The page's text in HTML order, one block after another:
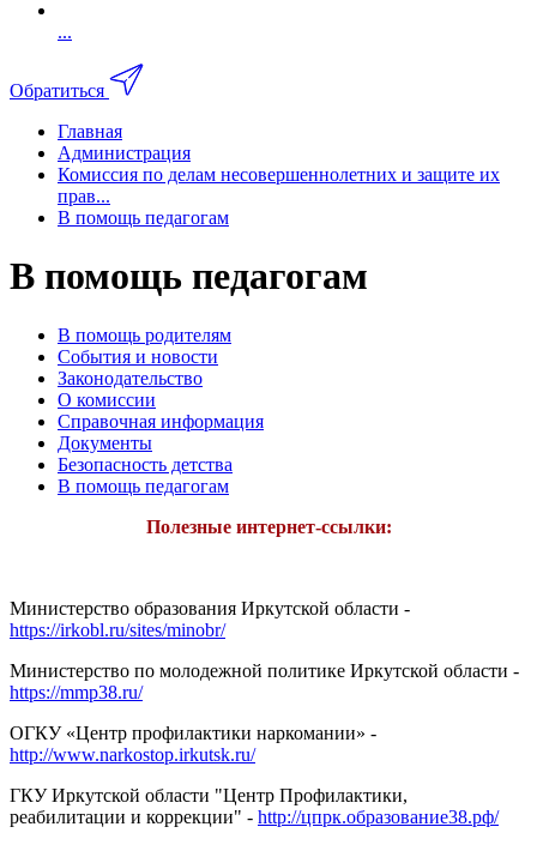
...
Обратиться
Главная
Администрация
Комиссия по делам несовершеннолетних и защите их
прав...
В помощь педагогам
В помощь педагогам
В помощь родителям
События и новости
Законодательство
О комиссии
Справочная информация
Документы
Безопасность детства
В помощь педагогам
Полезные интернет-ссылки:
Министерство образования Иркутской области -
https://irkobl.ru/sites/minobr/
Министерство по молодежной политике Иркутской области -
https://mmp38.ru/
ОГКУ «Центр профилактики наркомании» -
http://www.narkostop.irkutsk.ru/
ГКУ Иркутской области "Центр Профилактики,
реабилитации и коррекции" - http://цпрк.образование38.рф/